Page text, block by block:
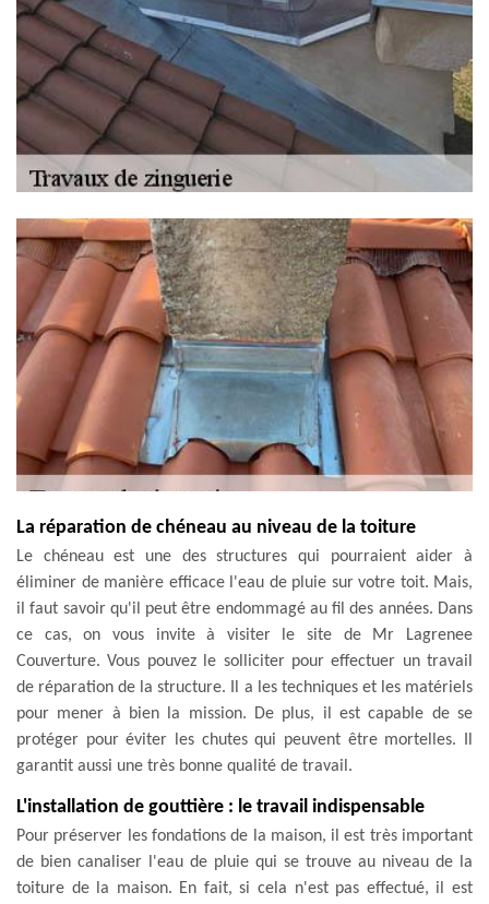
La réparation de chéneau au niveau de la toiture
Le chéneau est une des structures qui pourraient aider à
éliminer de manière efficace l'eau de pluie sur votre toit. Mais,
il faut savoir qu'il peut être endommagé au fil des années. Dans
ce cas, on vous invite à visiter le site de Mr Lagrenee
Couverture. Vous pouvez le solliciter pour effectuer un travail
de réparation de la structure. Il a les techniques et les matériels
pour mener à bien la mission. De plus, il est capable de se
protéger pour éviter les chutes qui peuvent être mortelles. Il
garantit aussi une très bonne qualité de travail.
L'installation de gouttière : le travail indispensable
Pour préserver les fondations de la maison, il est très important
de bien canaliser l'eau de pluie qui se trouve au niveau de la
toiture de la maison. En fait, si cela n'est pas effectué, il est